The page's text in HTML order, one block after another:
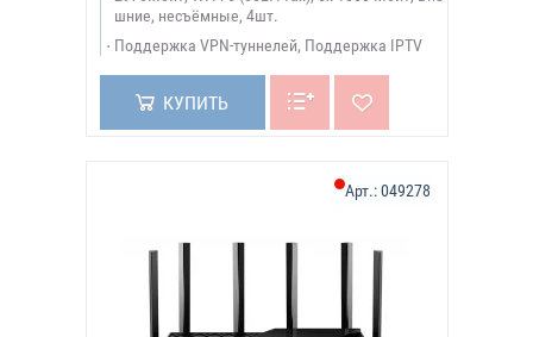
шние, несъёмные, 4шт.
Поддержка VPN-туннелей, Поддержка IPTV
КУПИТЬ
Арт.:049278